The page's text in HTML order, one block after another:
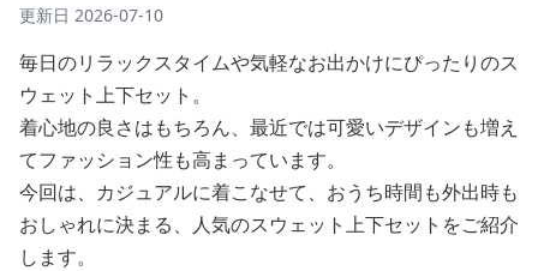
更新日 2026-07-10
毎日のリラックスタイムや気軽なお出かけにぴったりのス
ウェット上下セット。
着心地の良さはもちろん、最近では可愛いデザインも増え
てファッション性も高まっています。
今回は、カジュアルに着こなせて、おうち時間も外出時も
おしゃれに決まる、人気のスウェット上下セットをご紹介
します。